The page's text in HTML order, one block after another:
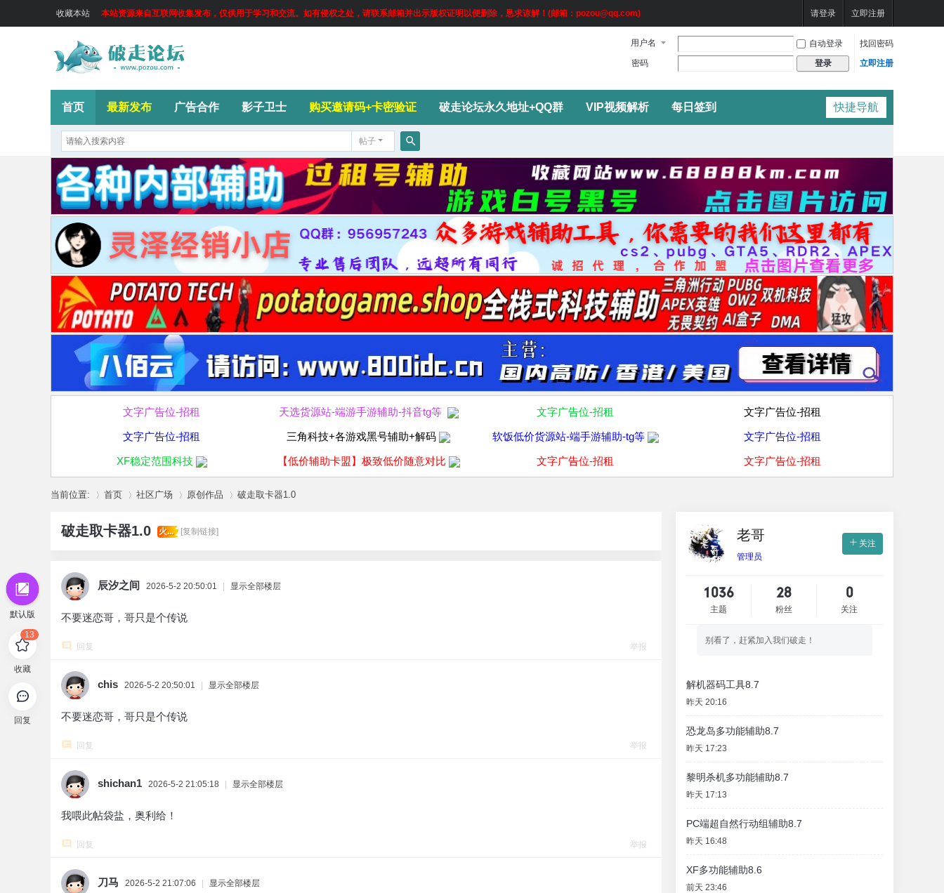
收藏本站 本站资源来自互联网收集发布，仅供用于学习和交流。如有侵权之处，请联系邮箱并出示版权证明以便删除，恳求谅解！(邮箱：pozou@qq.com) 请登录 立即注册
用户名 自动登录
找回密码
密码
登录 立即注册
快捷导航
首页 最新发布 广告合作 影子卫士 购买邀请码+卡密验证 破走论坛永久地址+QQ群 VIP视频解析 每日签到
帖子
搜
索
文字广告位-招租 天选货源站-端游手游辅助-抖音tg等 文字广告位-招租 文字广告位-招租
文字广告位-招租 三角科技+各游戏黑号辅助+解码 软饭低价货源站-端手游辅助-tg等 文字广告位-招租
XF稳定范围科技 【低价辅助卡盟】极致低价随意对比 文字广告位-招租 文字广告位-招租
当前位置: 首页 社区广场 原创作品 破走取卡器1.0
默认版
收藏
13
回复
破走取卡器1.0 火... [复制链接]
辰汐之间 2026-5-2 20:50:01 显示全部楼层
不要迷恋哥，哥只是个传说
回复 举报
chis 2026-5-2 20:50:01 显示全部楼层
不要迷恋哥，哥只是个传说
回复 举报
shichan1 2026-5-2 21:05:18 显示全部楼层
我喂此帖袋盐，奥利给！
回复 举报
刀马 2026-5-2 21:07:06 显示全部楼层
老哥
管理员
关注
1036
主题
28
粉丝
0
关注
别看了，赶紧加入我们破走！
解机器码工具8.7
昨天 20:16
恐龙岛多功能辅助8.7
昨天 17:23
黎明杀机多功能辅助8.7
昨天 17:13
PC端超自然行动组辅助8.7
昨天 16:48
XF多功能辅助8.6
前天 23:46